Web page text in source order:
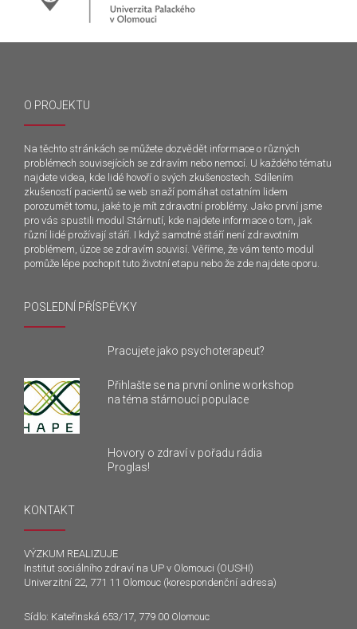
O PROJEKTU
Na těchto stránkách se můžete dozvědět informace o různých
problémech souvisejících se zdravím nebo nemocí. U každého tématu
najdete videa, kde lidé hovoří o svých zkušenostech. Sdílením
zkušeností pacientů se web snaží pomáhat ostatním lidem
porozumět tomu, jaké to je mít zdravotní problémy. Jako první jsme
pro vás spustili modul Stárnutí, kde najdete informace o tom, jak
různí lidé prožívají stáří. I když samotné stáří není zdravotním
problémem, úzce se zdravím souvisí. Věříme, že vám tento modul
pomůže lépe pochopit tuto životní etapu nebo že zde najdete oporu.
POSLEDNÍ PŘÍSPĚVKY
Pracujete jako psychoterapeut?
Přihlašte se na první online workshop
na téma stárnoucí populace
Hovory o zdraví v pořadu rádia
Proglas!
KONTAKT
VÝZKUM REALIZUJE
Institut sociálního zdraví na UP v Olomouci (OUSHI)
Univerzitní 22, 771 11 Olomouc (korespondenční adresa)
Sídlo: Kateřinská 653/17, 779 00 Olomouc